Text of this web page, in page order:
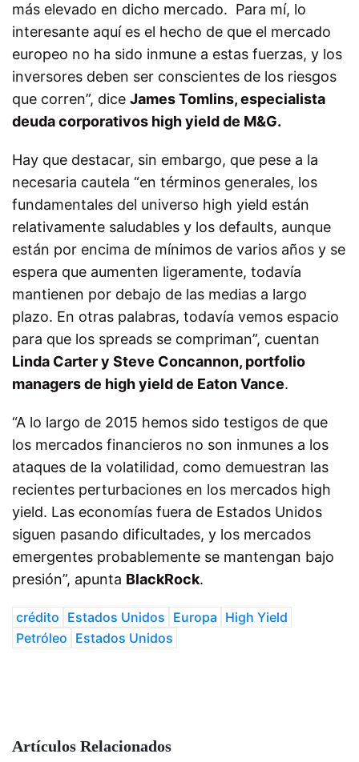
más elevado en dicho mercado. Para mí, lo
interesante aquí es el hecho de que el mercado
europeo no ha sido inmune a estas fuerzas, y los
inversores deben ser conscientes de los riesgos
que corren”, dice James Tomlins, especialista
deuda corporativos high yield de M&G.
Hay que destacar, sin embargo, que pese a la
necesaria cautela “en términos generales, los
fundamentales del universo high yield están
relativamente saludables y los defaults, aunque
están por encima de mínimos de varios años y se
espera que aumenten ligeramente, todavía
mantienen por debajo de las medias a largo
plazo. En otras palabras, todavía vemos espacio
para que los spreads se compriman”, cuentan
Linda Carter y Steve Concannon, portfolio
managers de high yield de Eaton Vance.
“A lo largo de 2015 hemos sido testigos de que
los mercados financieros no son inmunes a los
ataques de la volatilidad, como demuestran las
recientes perturbaciones en los mercados high
yield. Las economías fuera de Estados Unidos
siguen pasando dificultades, y los mercados
emergentes probablemente se mantengan bajo
presión”, apunta BlackRock.
crédito Estados Unidos Europa High Yield
Petróleo Estados Unidos
Artículos Relacionados